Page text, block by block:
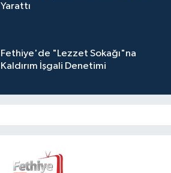
Yarattı
Fethiye'de "Lezzet Sokağı"na
Kaldırım İşgali Denetimi